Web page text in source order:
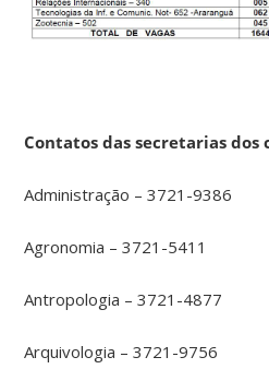
Contatos das secretarias dos
Administração – 3721-9386
Agronomia – 3721-5411
Antropologia – 3721-4877
Arquivologia – 3721-9756